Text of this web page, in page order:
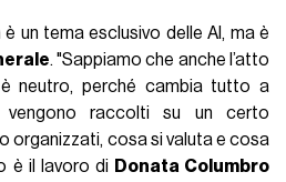
un tema esclusivo delle AI, ma è
. "Sappiamo che anche l’atto
neutro, perché cambia tutto a
raccolti su un certo
organizzati, cosa si valuta e cosa
è il lavoro di Donata Columbro